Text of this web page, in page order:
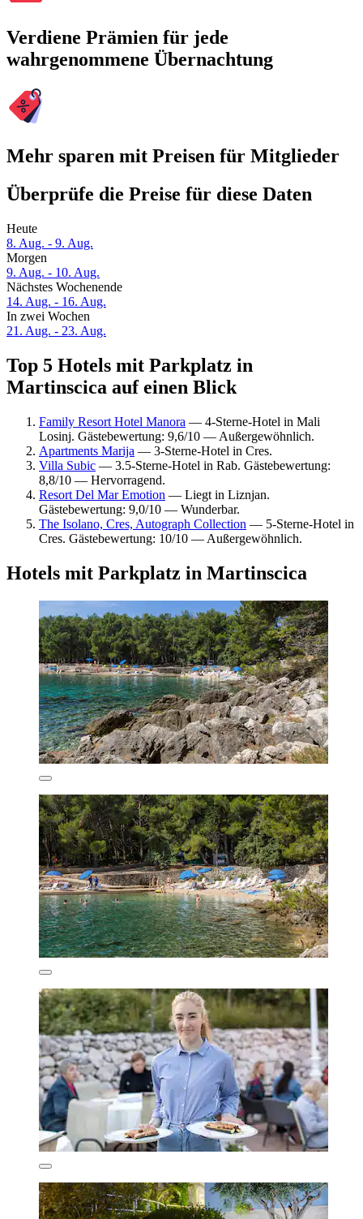
Verdiene Prämien für jede
wahrgenommene Übernachtung
Mehr sparen mit Preisen für Mitglieder
Überprüfe die Preise für diese Daten
Heute
8. Aug. - 9. Aug.
Morgen
9. Aug. - 10. Aug.
Nächstes Wochenende
14. Aug. - 16. Aug.
In zwei Wochen
21. Aug. - 23. Aug.
Top 5 Hotels mit Parkplatz in
Martinscica auf einen Blick
Family Resort Hotel Manora — 4-Sterne-Hotel in Mali
Losinj. Gästebewertung: 9,6/10 — Außergewöhnlich.
Apartments Marija — 3-Sterne-Hotel in Cres.
Villa Subic — 3.5-Sterne-Hotel in Rab. Gästebewertung:
8,8/10 — Hervorragend.
Resort Del Mar Emotion — Liegt in Liznjan.
Gästebewertung: 9,0/10 — Wunderbar.
The Isolano, Cres, Autograph Collection — 5-Sterne-Hotel in
Cres. Gästebewertung: 10/10 — Außergewöhnlich.
Hotels mit Parkplatz in Martinscica